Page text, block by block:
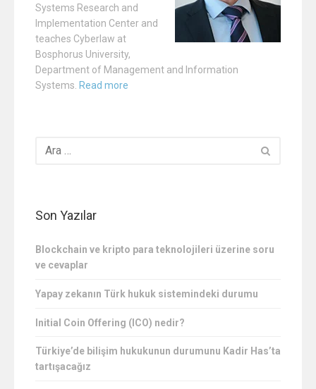
Systems Research and
Implementation Center and
teaches Cyberlaw at
Bosphorus University,
Department of Management and Information
Systems. Read more
Son Yazılar
Blockchain ve kripto para teknolojileri üzerine soru
ve cevaplar
Yapay zekanın Türk hukuk sistemindeki durumu
Initial Coin Offering (ICO) nedir?
Türkiye’de bilişim hukukunun durumunu Kadir Has’ta
tartışacağız